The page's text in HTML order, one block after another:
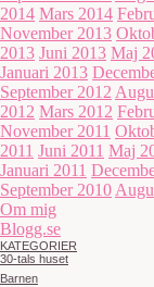
2014 Mars 2014
November 2013
2013 Juni 2013 Maj
Januari 2013
September 2012
2012 Mars 2012
November 2011
2011 Juni 2011 Maj
Januari 2011
September 2010
Om mig
Blogg.se
KATEGORIER
30-tals huset
Barnen